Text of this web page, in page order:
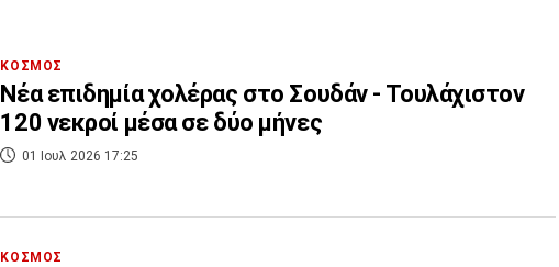
ΚΟΣΜΟΣ
Νέα επιδημία χολέρας στο Σουδάν - Τουλάχιστον
120 νεκροί μέσα σε δύο μήνες
01 Ιουλ 2026 17:25
ΚΟΣΜΟΣ